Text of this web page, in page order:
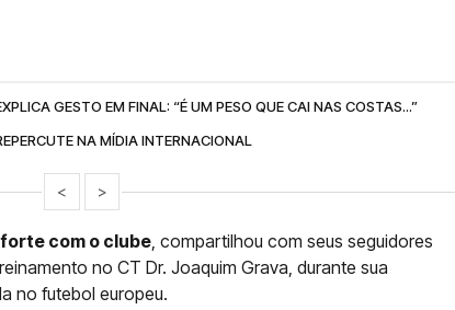
GESTO EM FINAL: “É UM PESO QUE CAI NAS COSTAS...”
NA MÍDIA INTERNACIONAL
< >
com o clube, compartilhou com seus seguidores
no CT Dr. Joaquim Grava, durante sua
no futebol europeu.